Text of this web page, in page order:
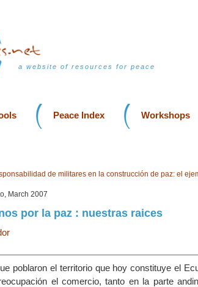
a website of resources for peace
Peace Index Workshops
de militares en la construcción de paz: el
March 2007
por la paz : nuestras raices
poblaron el territorio que hoy constituye el
el comercio, tanto en la parte